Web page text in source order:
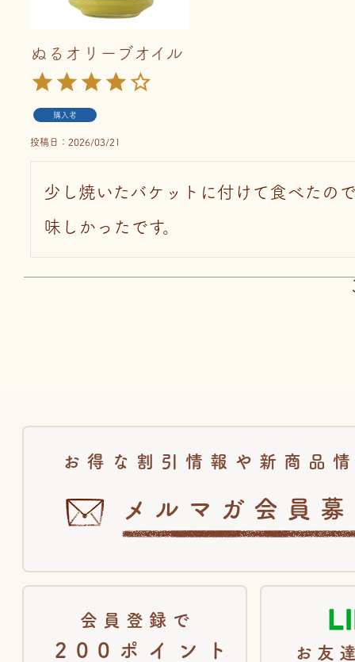
ぬるオリーブオイル
購入者
投稿日 2026/03/21
少し焼いたバケットに付けて食べたの
味しかったです。
お得な割引情報や新商品
メルマガ会員
会員登録で
200ポイント
お友